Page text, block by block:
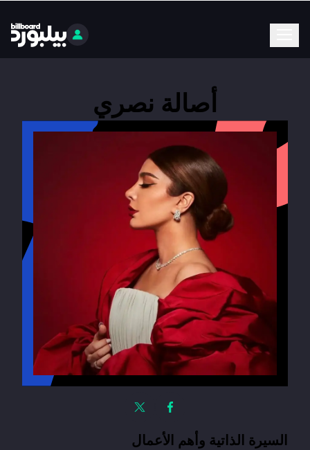
أصالة نصري
السيرة الذاتية وأهم الأعمال